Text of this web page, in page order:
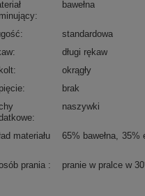
bawełna
standardowa
długi rękaw
okrągły
brak
naszywki
materiału 65% bawełna 35%
prania pranie w pralce w